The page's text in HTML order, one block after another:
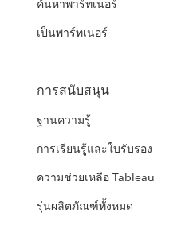
ค้นหาพาร์ทเนอร์
เป็นพาร์ทเนอร์
การสนับสนุน
ฐานความรู้
การเรียนรู้และใบรับรอง
ความช่วยเหลือ Tableau
รุ่นผลิตภัณฑ์ทั้งหมด